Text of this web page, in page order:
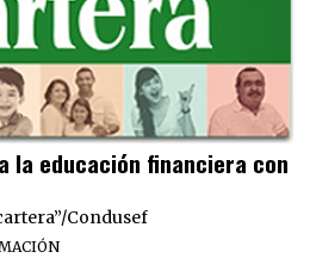
la educación financiera con
Condusef